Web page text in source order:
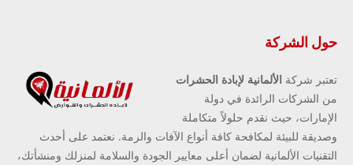
حول الشركة
تعتبر شركة الألمانية لإبادة الحشرات
من الشركات الرائدة في دولة
الإمارات، حيث نقدم حلولاً متكاملة
وصديقة للبيئة لمكافحة كافة أنواع الآفات والرمة. نعتمد على أحدث
التقنيات الألمانية لضمان أعلى معايير الجودة والسلامة لمنزلك ومنشأتك،